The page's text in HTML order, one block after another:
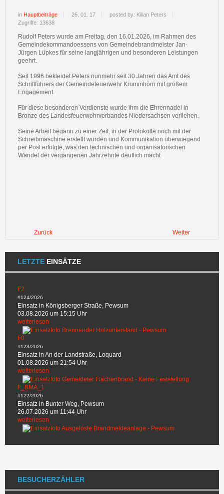
in Hauptbeiträge 26. 01. 17
posted by: Kilian Peters
Zugriffe: 13638
Rudolf Peters wurde am Freitag, den 16.01.2026, im Rahmen des
Gemeindekommandoessens von Gemeindebrandmeister Jan-
Jürgen Lüpkes für seine langjährigen und besonderen Leistungen
geehrt.
Seit 1996 bekleidet Peters nunmehr seit 30 Jahren das Amt des
Schriftführers der Gemeindefeuerwehr Krummhörn mit großem
Engagement.
Für diese besonderen Verdienste wurde ihm die Ehrennadel in
Bronze des Landesfeuerwehrverbandes Niedersachsen verliehen.
Seine Arbeit begann zu einer Zeit, in der Protokolle noch mit der
Schreibmaschine erstellt wurden und Kommunikation überwiegend
per Post erfolgte, was den technischen und organisatorischen
Wandel der vergangenen Jahrzehnte deutlich macht.
Zurück Weiter
LETZTE EINSÄTZE
F2
#124/2026
Einsatz in Königsberger Straße, Pewsum
03.08.2026 um 15:15 Uhr
weiterlesen
F0
#123/2026
Einsatz in An der Landstraße, Loquard
01.08.2026 um 21:54 Uhr
weiterlesen
F_BMA_1
#122/2026
Einsatz in Bunter Weg, Pewsum
26.07.2026 um 11:44 Uhr
weiterlesen
BESUCHERZÄHLER